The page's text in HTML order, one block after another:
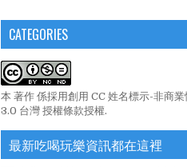
CATEGORIES
本 著作 係採用創用 CC 姓名標示-非商
3.0 台灣 授權條款授權.
最新吃喝玩樂資訊都在這裡